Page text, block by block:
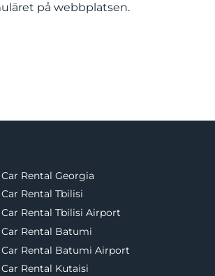
på webbplatsen.
Rental Georgia
Rental Tbilisi
Car Rental Tbilisi Airport
Car Rental Batumi
Car Rental Batumi Airport
Rental Kutaisi